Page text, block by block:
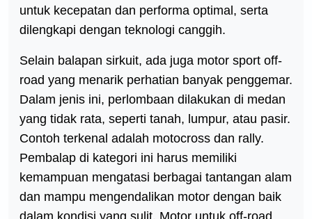
untuk kecepatan dan performa optimal, serta
dilengkapi dengan teknologi canggih.
Selain balapan sirkuit, ada juga motor sport off-
road yang menarik perhatian banyak penggemar.
Dalam jenis ini, perlombaan dilakukan di medan
yang tidak rata, seperti tanah, lumpur, atau pasir.
Contoh terkenal adalah motocross dan rally.
Pembalap di kategori ini harus memiliki
kemampuan mengatasi berbagai tantangan alam
dan mampu mengendalikan motor dengan baik
dalam kondisi yang sulit. Motor untuk off-road